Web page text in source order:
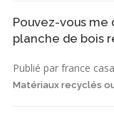
Pouvez-vous me
planche de bois
Publié par france
Matériaux recyclés